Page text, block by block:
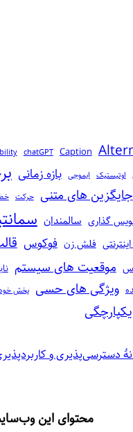
Caption
chatGPT
اوتیستیک ایموجی بازه زمانی
جایگزین‌ های متنی حرکت
گذاری سالمندان
فلش‌ زن فوکوس
موقعیت‌ های سیستم
ویژگی‌ های حسی پخش
یکپارچگی
دسترسی‌پذیری و
محتوای این